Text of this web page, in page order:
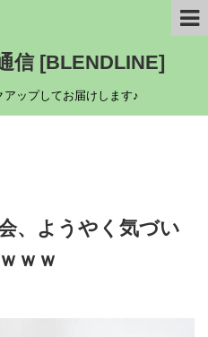
信 [BLENDLINE]
ップしてお届けします♪
、ようやく気づい
ｗｗ